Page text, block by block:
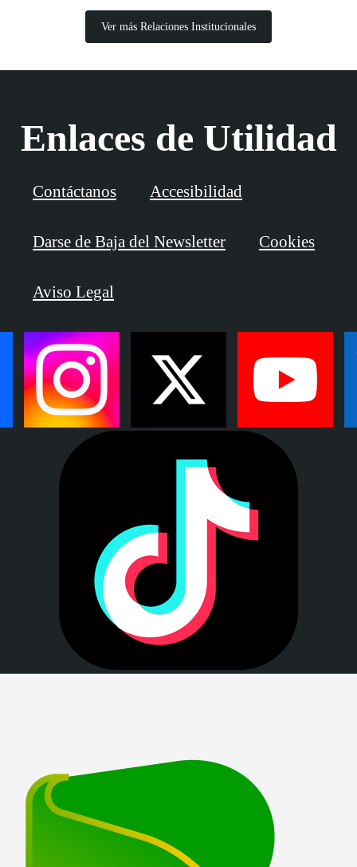
Ver más Relaciones Institucionales
Enlaces de Utilidad
Contáctanos Accesibilidad
Darse de Baja del Newsletter Cookies
Aviso Legal